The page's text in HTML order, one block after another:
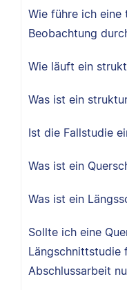
Wie führe ich eine
Beobachtung
Wie läuft ein
Was ist ein
Ist die Fallstudie
Was ist ein
Was ist ein
Sollte ich eine
Längschnittstudie
Abschlussarbeit